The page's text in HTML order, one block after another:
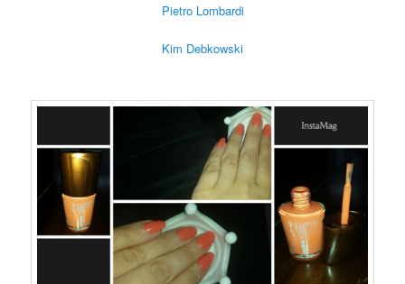
Pietro Lombardi
Kim Debkowski